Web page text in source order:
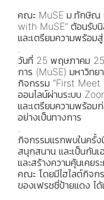
คณะ MuSE ม.ทักษิณ
with MuSE” ต้อนรับ
และเตรียมความพร้อม
.
วันที่ 25 พฤษภาคม
การ (MuSE) มหาวิท
กิจกรรม “First Meet
ออนไลน์ผ่านระบบ
และเตรียมความพร้อม
อย่างเป็นทางการ
.
กิจกรรมแรกพบในครั้
สนุกสนาน และเป็นกัน
และสร้างความคุ้นเคย
คณะ โดยมีไฮไลต์กิจก
ของเฟรชชี่ป้ายแดง ไ